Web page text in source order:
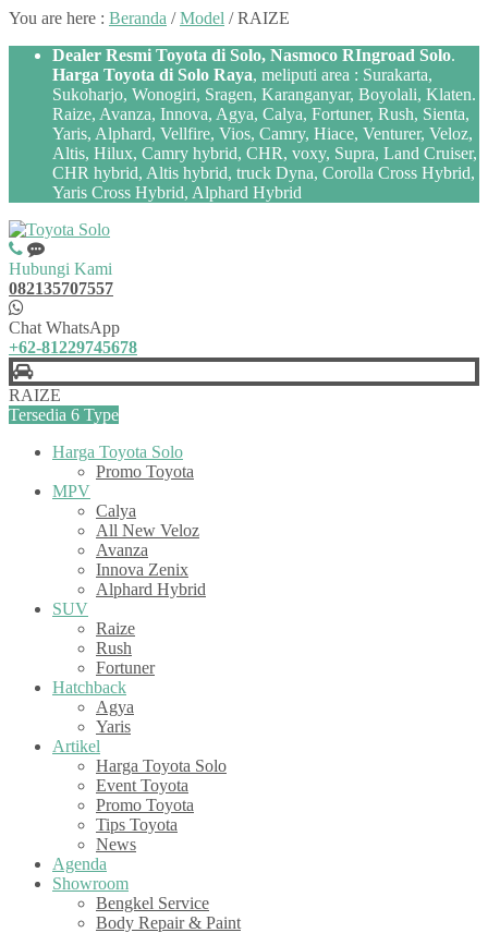
You are here : Beranda /Model /RAIZE
Dealer Resmi Toyota di Solo, Nasmoco RIngroad Solo.
Harga Toyota di Solo Raya, meliputi area : Surakarta,
Sukoharjo, Wonogiri, Sragen, Karanganyar, Boyolali, Klaten.
Raize, Avanza, Innova, Agya, Calya, Fortuner, Rush, Sienta,
Yaris, Alphard, Vellfire, Vios, Camry, Hiace, Venturer, Veloz,
Altis, Hilux, Camry hybrid, CHR, voxy, Supra, Land Cruiser,
CHR hybrid, Altis hybrid, truck Dyna, Corolla Cross Hybrid,
Yaris Cross Hybrid, Alphard Hybrid
Hubungi Kami
082135707557
Chat WhatsApp
+62-81229745678
RAIZE
Tersedia 6 Type
Harga Toyota Solo
Promo Toyota
MPV
Calya
All New Veloz
Avanza
Innova Zenix
Alphard Hybrid
SUV
Raize
Rush
Fortuner
Hatchback
Agya
Yaris
Artikel
Harga Toyota Solo
Event Toyota
Promo Toyota
Tips Toyota
News
Agenda
Showroom
Bengkel Service
Body Repair & Paint